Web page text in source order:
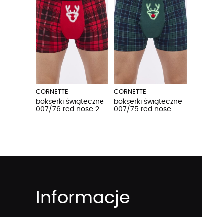
CORNETTE
bokserki świąteczne
007/76 red nose 2
CORNETTE
bokserki świąteczne
007/75 red nose
Informacje